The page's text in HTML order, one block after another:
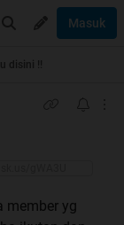
Masuk
disini !!
member yg